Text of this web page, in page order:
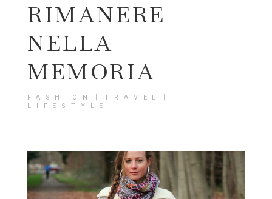
RIMANERE
NELLA
MEMORIA
FASHION〡TRAVEL〡
LIFESTYLE